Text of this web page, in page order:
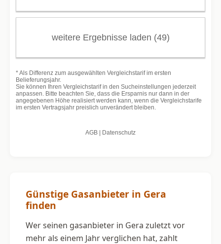
Günstige Gasanbieter in Gera
finden
Wer seinen gasanbieter in Gera zuletzt vor
mehr als einem Jahr verglichen hat, zahlt